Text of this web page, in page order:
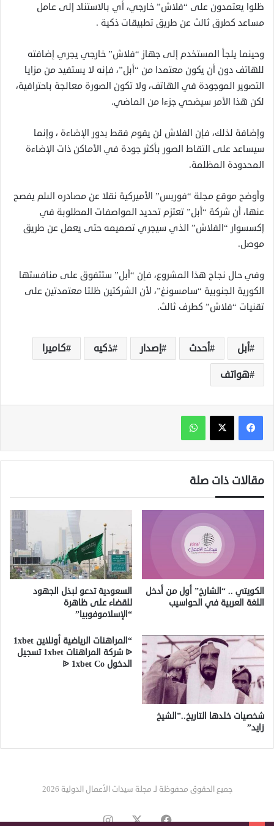
ظلوا يعتمدون على “فلاش” خارجي، أي بالاستناد إلى عامل
مساعد كطرق ثالث عن طريق تطبيقات ذكية .
وحينما يلجأ المستخدم إلى جهاز “فلاش” خارجي يجري إضافته
للهاتف دون أن يكون معتمدا من “أبل”، فإنه لا يستفيد من مزايا
التصوير الموجودة في الهاتف، ولا تكون الصورة معالجة باحترافية،
لكن هذا الأمر سيضحي جزءا من الماضي.
وإضافة لذلك، فإن الفلاش لن يقوم فقط بدور الإضاءة ، وإنما
سيساعد على التقاط الصور بأكثر جودة في الأماكن ذات الإضاءة
المحدودة المظلمة.
وأوضح موقع مجلة “فوربس” الأميركية نقلا عن مصادره الىلم يفصح
عنها، أن شركة “أبل” تعتزم تحديد المواصفات المطلوبة في
إكسسوار “الفلاش” الذي سيجري تصميمه حتى يعمل عن طريق
موصل.
وفي حال نجاح هذا المشروع، فإن “أبل” ستتفوق على منافستها
الكورية الجنوبية “سامسونغ”، لأن الشركتين ظلتا معتمدتين على
تقنيات “فلاش” كطرف ثالث.
أبل أحدث إصدار ذكيه
كاميرا
هواتف
واتساب
مقالات ذات صلة
الكويتي .. “الشارخ” أول من أدخل
اللغة العربية في الحواسيب
السعودية تدعو لبذل الجهود
للقضاء على ظاهرة
“الإسلاموفوبيا”
شخصيات خلدها التاريخ..”الشيخ
زايد”
“المراهنات الرياضية أونلاين 1xbet
ᐉ شركة المراهنات 1xbet تسجيل
الدخول ᐉ 1xbet Co
جميع الحقوق محفوظة لـ مجلة سيدات الأعمال الدولية 2026
فيسبوك
‫X انستقرام